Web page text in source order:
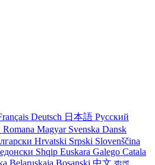
Deutsch 日本語 Русский
Romana Magyar Svenska Dansk
Hrvatski Srpski Slovenščina
Shqip Euskara Galego Catala
Belaruskaja Bosanski 中文 বাংলা